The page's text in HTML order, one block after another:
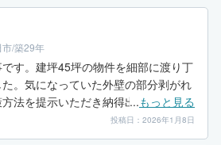
/築29年
す。建坪45坪の物件を細部に渡り丁
。気になっていた外壁の部分剥がれ
法を提示いただき納得出来ました。
見積～施工」までの全てを同じ方が担
も塗装技能の有資格者です。なので
...もっと見る
投稿日：2026年1月8日